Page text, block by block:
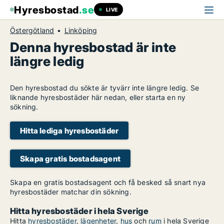
Hyresbostad.se LIVE
Östergötland Linköping
Denna hyresbostad är inte
längre ledig
Den hyresbostad du sökte är tyvärr inte längre ledig. Se
liknande hyresbostäder här nedan, eller starta en ny
sökning.
Hitta lediga hyresbostäder
Skapa gratis bostadsagent
Skapa en gratis bostadsagent och få besked så snart nya
hyresbostäder matchar din sökning.
Hitta hyresbostäder i hela Sverige
Hitta hyresbostäder, lägenheter, hus och rum i hela Sverige